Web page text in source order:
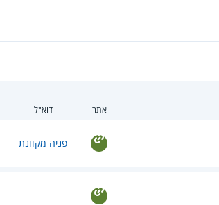
אתר דוא"ל
פניה מקוונת